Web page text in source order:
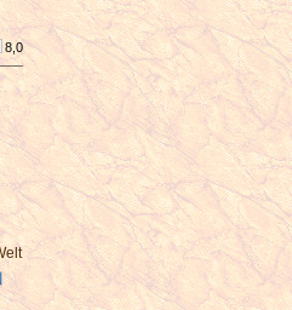
8,0